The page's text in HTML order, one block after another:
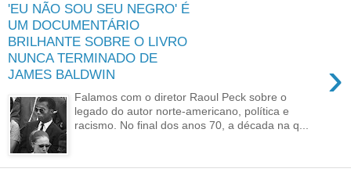
'EU NÃO SOU SEU NEGRO' É
UM DOCUMENTÁRIO
BRILHANTE SOBRE O LIVRO
NUNCA TERMINADO DE
JAMES BALDWIN
›
Falamos com o diretor Raoul Peck sobre o
legado do autor norte-americano, política e
racismo. No final dos anos 70, a década na q...